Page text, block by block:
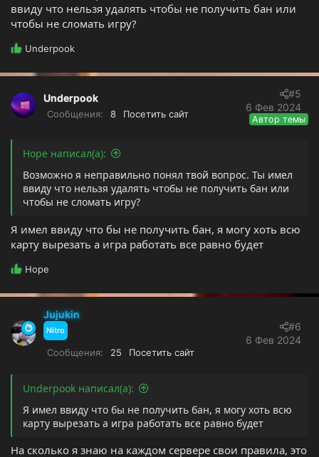
ввиду что нельзя удалять чтобы не получить бан или
чтобы не сломать игру?
Р
а
ц
и
Underpook
Underpook
Сообщения 8 Посетить сайт
6 Фев 2024
#5
Автор темы
Hope написал(а):
Возможно я неправильно понял твой вопрос. Ты имел
ввиду что нельзя удалять чтобы не получить бан или
чтобы не сломать игру?
Я имел ввиду что бы не получить бан, я могу хоть всю
карту вырезать а игра работать все равно будет
Р
а
ц
и
и
Hope
Jujukin
Nitro
Сообщения 25 Посетить сайт
6 Фев 2024
#6
Underpook написал(а):
Я имел ввиду что бы не получить бан, я могу хоть всю
карту вырезать а игра работать все равно будет
На сколько я знаю на каждом сервере свои правила, это